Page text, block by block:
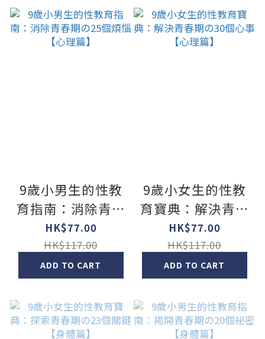
9歲小男生的性教
育指南：消除青春
期の25個煩惱【心
理篇】
HK$77.00
HK$117.00
ADD TO CART
9歲小女生的性教
育寶典：解決青春
期の30個心事【心
理篇】
HK$77.00
HK$117.00
ADD TO CART